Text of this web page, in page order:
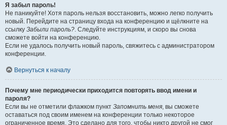
Я забыл пароль!
Не паникуйте! Хотя пароль нельзя восстановить, можно легко получить
новый. Перейдите на страницу входа на конференцию и щёлкните на
ссылку Забыли пароль?. Следуйте инструкциям, и скоро вы снова
сможете войти на конференцию.
Если не удалось получить новый пароль, свяжитесь с администратором
конференции.
Вернуться к началу
Почему мне периодически приходится повторять ввод имени и
пароля?
Если вы не отметили флажком пункт Запомнить меня, вы сможете
оставаться под своим именем на конференции только некоторое
ограниченное время. Это сделано для того, чтобы никто другой не смог